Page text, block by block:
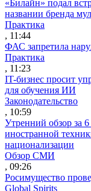
«Билайн» подал
названии бренда
Практика
, 11:44
ФАС запретила
Практика
, 11:23
IT-бизнес просит
для обучения ИИ
Законодательство
, 10:59
Утренний обзор за
иностранной
национализации
Обзор СМИ
, 09:26
Росимущество
Global Spirits